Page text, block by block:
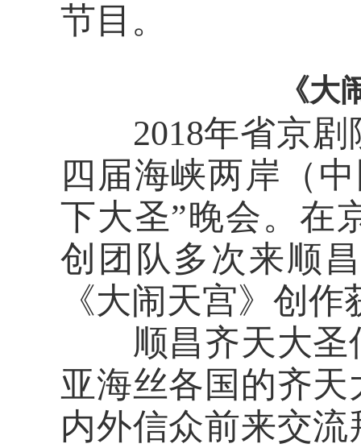
节目。
《
2018年省京剧
四届海峡两岸（
下大圣”晚会。在
创团队多次来顺
《大闹天宫》创
顺昌齐天大圣
亚海丝各国的齐
内外信众前来交